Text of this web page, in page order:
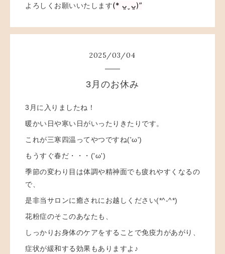
よろしくお願いいたします(* ᴗ͈ˬᴗ͈)”
2025/03/04
3月のお休み
3月に入りましたね！
暖かい日や寒い日がいったりきたりです。
これが三寒四温ってやつですね('ω')
もうすぐ春だ・・・('ω')
季節の変わり目は体調や精神面でも疲れやすくなるの
で、
是非当サロンに癒されにお越しください(*^-^*)
花粉症のそこのあなたも、
しっかりお身体のケアをすることで免疫力があがり、
症状が緩和する効果もありますよ♪